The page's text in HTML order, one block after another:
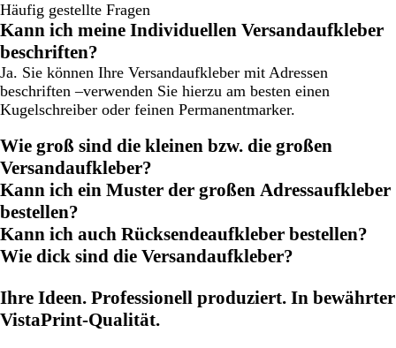
Häufig gestellte Fragen
Kann ich meine Individuellen Versandaufkleber
beschriften?
Ja. Sie können Ihre Versandaufkleber mit Adressen
beschriften –verwenden Sie hierzu am besten einen
Kugelschreiber oder feinen Permanentmarker.
Wie groß sind die kleinen bzw. die großen
Versandaufkleber?
Kann ich ein Muster der großen Adressaufkleber
bestellen?
Kann ich auch Rücksendeaufkleber bestellen?
Wie dick sind die Versandaufkleber?
Ihre Ideen. Professionell produziert. In bewährter
VistaPrint-Qualität.